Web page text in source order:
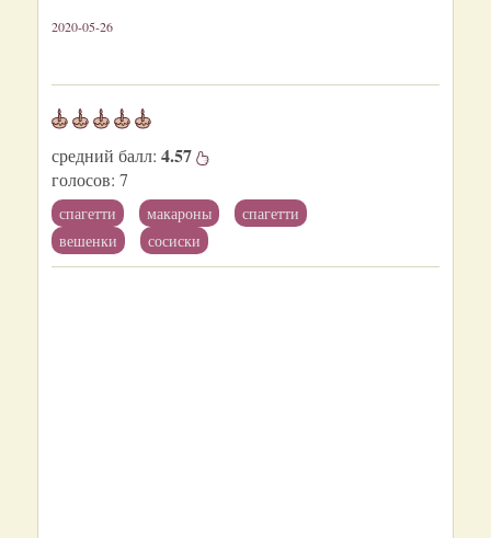
2020-05-26
средний балл: 4.57
голосов: 7
спагетти макароны
спагетти
вешенки
сосиски